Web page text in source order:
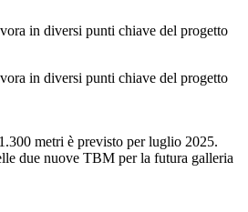
in diversi punti chiave del progetto
in diversi punti chiave del progetto
metri è previsto per luglio 2025.
due nuove TBM per la futura galleria